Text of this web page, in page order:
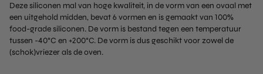
Deze siliconen mal van hoge kwaliteit, in de vorm van een ovaal met
een uitgehold midden, bevat 6 vormen en is gemaakt van 100%
food-grade siliconen. De vorm is bestand tegen een temperatuur
tussen -40°C en +200°C. De vorm is dus geschikt voor zowel de
(schok)vriezer als de oven.